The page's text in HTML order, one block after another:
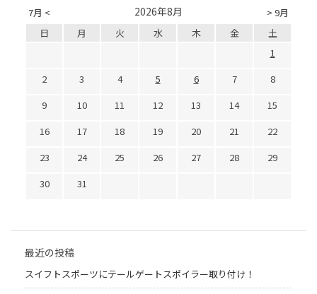
7月 < > 9月
2026年8月
日 月 火 水 木 金
土
1
2
3 4 5 6 7
8
9
10 11 12 13 14
15
16
17 18 19 20 21
22
23
24 25 26 27 28
29
30
31
最近の投稿
スイフトスポーツにテールゲートスポイラー取り付け！